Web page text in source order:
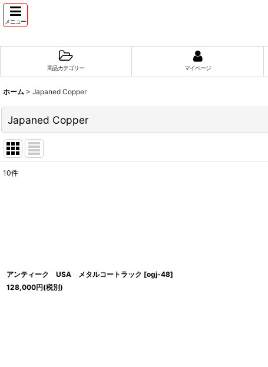
メニュー
商品カテゴリー マイページ
ホーム > Japaned Copper
Japaned Copper
10件
アンティーク USA メタルコートラック [ogj-48]
128,000円(税別)